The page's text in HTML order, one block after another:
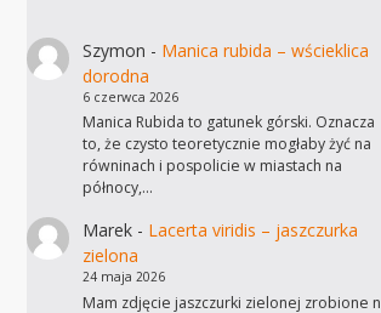
Szymon - Manica rubida – wścieklica
dorodna
6 czerwca 2026
Manica Rubida to gatunek górski. Oznacza
to, że czysto teoretycznie mogłaby żyć na
równinach i pospolicie w miastach na
północy,…
Marek- Lacerta viridis – jaszczurka
zielona
24 maja 2026
Mam zdjęcie jaszczurki zielonej zrobione